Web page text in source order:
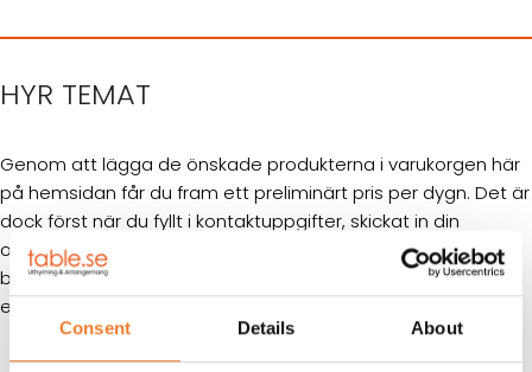
Consent Details About
HYR TEMAT
Genom att lägga de önskade produkterna i varukorgen här
på hemsidan får du fram ett preliminärt pris per dygn. Det är
dock först när du fyllt i kontaktuppgifter, skickat in din
offertförfrågan och fått ett svar från oss som produkterna
blir preliminärt uppbokade. Din beställning bekräftar du via
en länk i mailet med offerten.